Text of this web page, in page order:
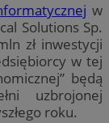
w
Solutions Sp.
zł inwestycji
w tej
będą
uzbrojonej
roku.